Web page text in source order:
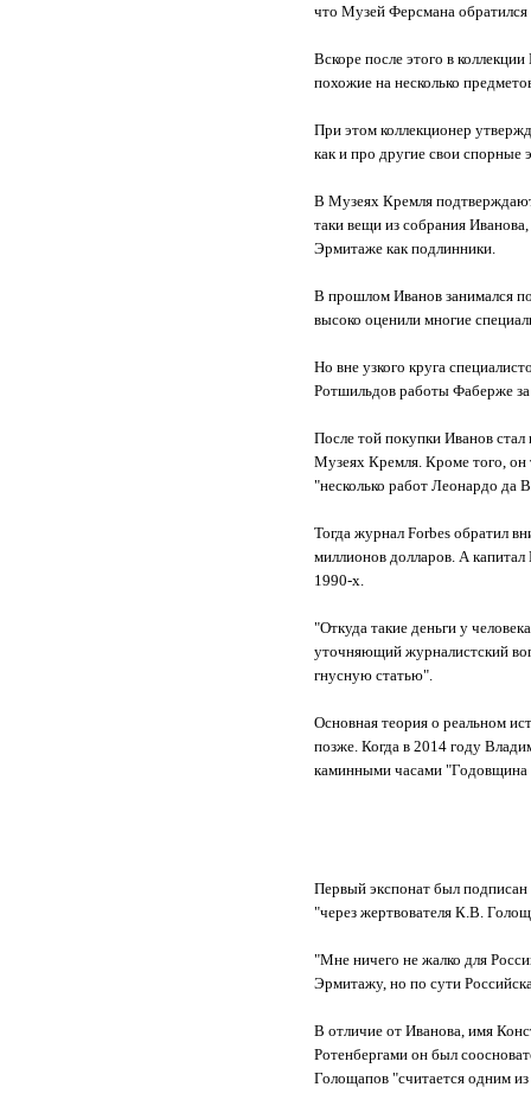
что Музей Ферсмана
Вскоре после этого в
похожие на несколько
При этом коллекционер
как и про другие свои спорные
В Музеях Кремля
таки вещи из собрания
Эрмитаже как подлинники.
В прошлом Иванов занимался
высоко оценили многие
Но вне узкого круга
Ротшильдов работы Фаберже
После той покупки Иванов
Музеях Кремля. Кроме того, он
"несколько работ Леонардо да
Тогда журнал Forbes обратил
миллионов долларов. А капитал
1990-х.
"Откуда такие деньги у
уточняющий журналистский
гнусную статью".
Основная теория о реальном
позже. Когда в 2014 году
каминными часами
Первый экспонат был подписан
"через жертвователя К.В.
"Мне ничего не жалко для
Эрмитажу, но по сути
В отличие от Иванова, имя
Ротенбергами он был
Голощапов "считается одним